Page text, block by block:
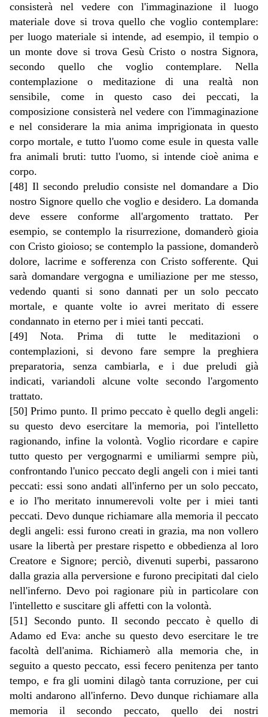
consisterà nel vedere con l'immaginazione il luogo
materiale dove si trova quello che voglio contemplare:
per luogo materiale si intende, ad esempio, il tempio o
un monte dove si trova Gesù Cristo o nostra Signora,
secondo quello che voglio contemplare. Nella
contemplazione o meditazione di una realtà non
sensibile, come in questo caso dei peccati, la
composizione consisterà nel vedere con l'immaginazione
e nel considerare la mia anima imprigionata in questo
corpo mortale, e tutto l'uomo come esule in questa valle
fra animali bruti: tutto l'uomo, si intende cioè anima e
corpo.
[48] Il secondo preludio consiste nel domandare a Dio
nostro Signore quello che voglio e desidero. La domanda
deve essere conforme all'argomento trattato. Per
esempio, se contemplo la risurrezione, domanderò gioia
con Cristo gioioso; se contemplo la passione, domanderò
dolore, lacrime e sofferenza con Cristo sofferente. Qui
sarà domandare vergogna e umiliazione per me stesso,
vedendo quanti si sono dannati per un solo peccato
mortale, e quante volte io avrei meritato di essere
condannato in eterno per i miei tanti peccati.
[49] Nota. Prima di tutte le meditazioni o
contemplazioni, si devono fare sempre la preghiera
preparatoria, senza cambiarla, e i due preludi già
indicati, variandoli alcune volte secondo l'argomento
trattato.
[50] Primo punto. Il primo peccato è quello degli angeli:
su questo devo esercitare la memoria, poi l'intelletto
ragionando, infine la volontà. Voglio ricordare e capire
tutto questo per vergognarmi e umiliarmi sempre più,
confrontando l'unico peccato degli angeli con i miei tanti
peccati: essi sono andati all'inferno per un solo peccato,
e io l'ho meritato innumerevoli volte per i miei tanti
peccati. Devo dunque richiamare alla memoria il peccato
degli angeli: essi furono creati in grazia, ma non vollero
usare la libertà per prestare rispetto e obbedienza al loro
Creatore e Signore; perciò, divenuti superbi, passarono
dalla grazia alla perversione e furono precipitati dal cielo
nell'inferno. Devo poi ragionare più in particolare con
l'intelletto e suscitare gli affetti con la volontà.
[51] Secondo punto. Il secondo peccato è quello di
Adamo ed Eva: anche su questo devo esercitare le tre
facoltà dell'anima. Richiamerò alla memoria che, in
seguito a questo peccato, essi fecero penitenza per tanto
tempo, e fra gli uomini dilagò tanta corruzione, per cui
molti andarono all'inferno. Devo dunque richiamare alla
memoria il secondo peccato, quello dei nostri